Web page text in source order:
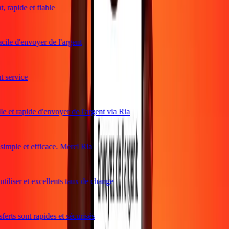
et fiable
d'envoyer de l'argent
et rapide d'envoyer de l'argent via Ria
et efficace. Merci Ria
et excellents taux de change
sont rapides et sécurisés